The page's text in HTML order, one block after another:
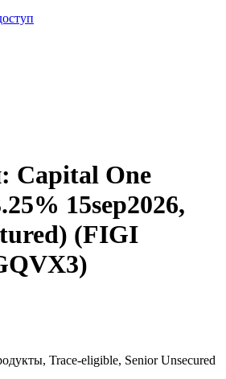
Capital One
15sep2026,
(FIGI
Trace-eligible, Senior Unsecured